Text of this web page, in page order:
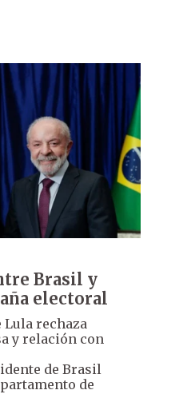
Brasil y
electoral
rechaza
y relación con
de Brasil
de